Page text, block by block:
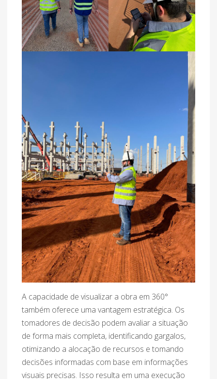
A capacidade de visualizar a obra em 360°
também oferece uma vantagem estratégica. Os
tomadores de decisão podem avaliar a situação
de forma mais completa, identificando gargalos,
otimizando a alocação de recursos e tomando
decisões informadas com base em informações
visuais precisas. Isso resulta em uma execução